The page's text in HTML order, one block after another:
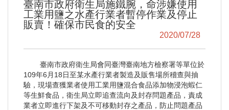
臺南市政府衛生局施鐵腕，命涉嫌使用
工業用鹽之水產行業者暫停作業及停止
販賣！確保市民食的安全
2020/07/28
臺南市政府衛生局會同臺灣臺南地方檢察署等單位於
109年6月18日至某水產行業者製造及販售場所稽查與抽
驗，現場查獲業者使用工業用鹽混合食品添加物浸泡蝦仁
等生鮮食品，衛生局立即追查流向及封存問題產品，責成
業者立即進行下架及不可移動封存之產品，防止問題產品